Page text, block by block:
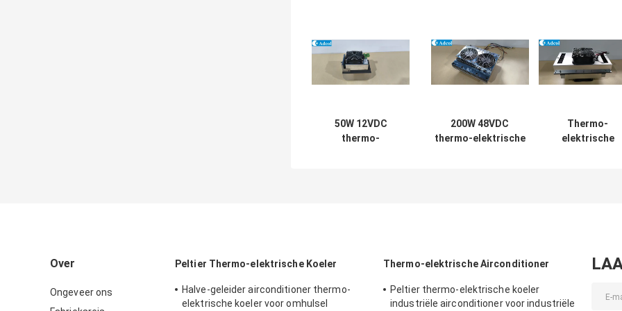
50W 12VDC
thermo-
200W 48VDC
thermo-elektrische
Thermo-
elektrische
Over
Ongeveer ons
Peltier Thermo-elektrische Koeler
Halve-geleider airconditioner thermo-
elektrische koeler voor omhulsel
Thermo-elektrische Airconditioner
Peltier thermo-elektrische koeler
industriële airconditioner voor industriële